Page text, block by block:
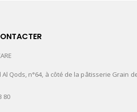
Qods, n°64, à côté de la pâtisserie Grain
80